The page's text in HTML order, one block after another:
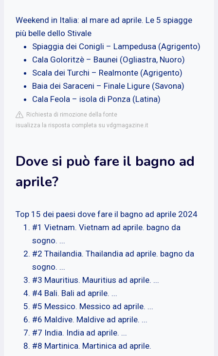
Weekend in Italia: al mare ad aprile. Le 5 spiagge
più belle dello Stivale
Spiaggia dei Conigli – Lampedusa (Agrigento)
Cala Goloritzè – Baunei (Ogliastra, Nuoro)
Scala dei Turchi – Realmonte (Agrigento)
Baia dei Saraceni – Finale Ligure (Savona)
Cala Feola – isola di Ponza (Latina)
Richiesta di rimozione della fonte
isualizza la risposta completa su vdgmagazine.it
Dove si può fare il bagno ad
aprile?
Top 15 dei paesi dove fare il bagno ad aprile 2024
#1 Vietnam. Vietnam ad aprile. bagno da
sogno. ...
#2 Thailandia. Thailandia ad aprile. bagno da
sogno. ...
#3 Mauritius. Mauritius ad aprile. ...
#4 Bali. Bali ad aprile. ...
#5 Messico. Messico ad aprile. ...
#6 Maldive. Maldive ad aprile. ...
#7 India. India ad aprile. ...
#8 Martinica. Martinica ad aprile.